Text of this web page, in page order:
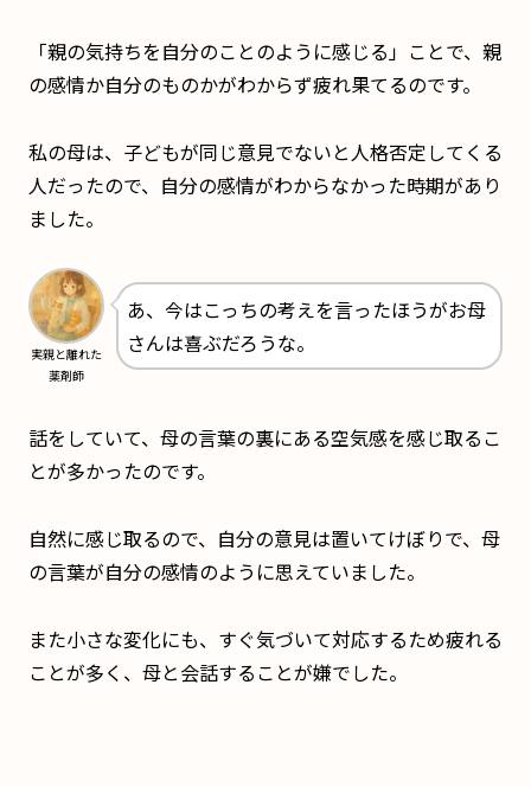
「親の気持ちを自分のことのように感じる」ことで、親
の感情か自分のものかがわからず疲れ果てるのです。
私の母は、子どもが同じ意見でないと人格否定してくる
人だったので、自分の感情がわからなかった時期があり
ました。
実親と離れた
薬剤師
あ、今はこっちの考えを言ったほうがお母
さんは喜ぶだろうな。
話をしていて、母の言葉の裏にある空気感を感じ取るこ
とが多かったのです。
自然に感じ取るので、自分の意見は置いてけぼりで、母
の言葉が自分の感情のように思えていました。
また小さな変化にも、すぐ気づいて対応するため疲れる
ことが多く、母と会話することが嫌でした。